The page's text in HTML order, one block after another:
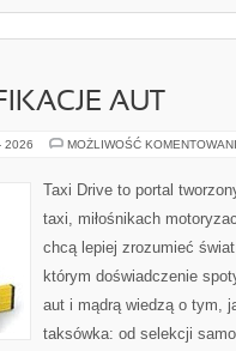
AUT
2026 MOŻLIWOŚĆ
Taxi Drive to portal
taxi, miłośnikach
chcą lepiej zrozumieć
którym doświadczenie
aut i mądrą wiedzą o tym,
taksówka: od selekcji